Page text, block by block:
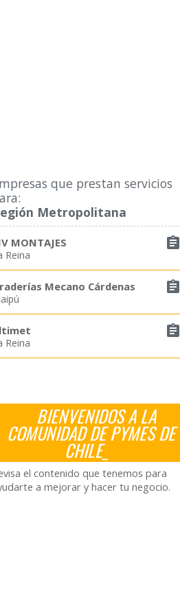
que prestan servicios
Metropolitana

MONTAJES
Reina

Mecano Cárdenas

Reina
BIENVENIDOS A LA
COMUNIDAD DE PYMES DE
CHILE_
el contenido que tenemos para
a mejorar y hacer tu negocio.